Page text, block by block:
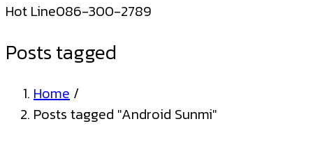
Hot Line086-300-2789
Posts tagged
Home /
Posts tagged "Android Sunmi"